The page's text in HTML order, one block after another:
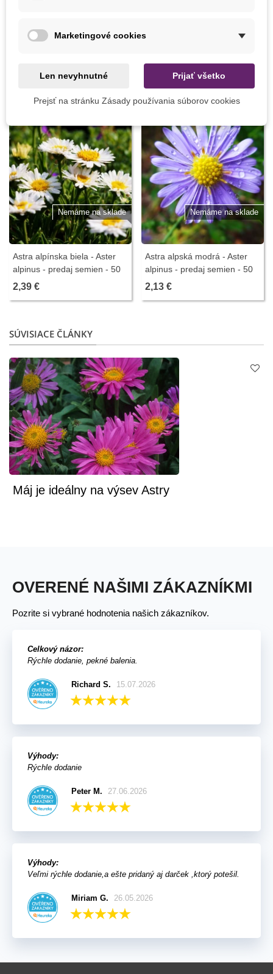
12,48 € 7,05 €
2 INÝCH PRODUKTOV V TEJ ISTEJ KATEGÓRII:
Nemáme na sklade
Astra alpínska biela - Aster
alpinus - predaj semien - 50
ks
2,39 €
Nemáme na sklade
Astra alpská modrá - Aster
alpinus - predaj semien - 50
ks
2,13 €
SÚVISIACE ČLÁNKY
Máj je ideálny na výsev Astry
OVERENÉ NAŠIMI ZÁKAZNÍKMI
Pozrite si vybrané hodnotenia našich zákazníkov.
Celkový názor:
Rýchle dodanie, pekné balenia.
Richard S. 15.07.2026
Výhody:
Rýchle dodanie
Peter M. 27.06.2026
Výhody:
Veľmi rýchle dodanie,a ešte pridaný aj darček ,ktorý potešil.
Miriam G. 26.05.2026
Marketingové cookies
Len nevyhnutné Prijať všetko
Prejsť na stránku Zásady používania súborov cookies